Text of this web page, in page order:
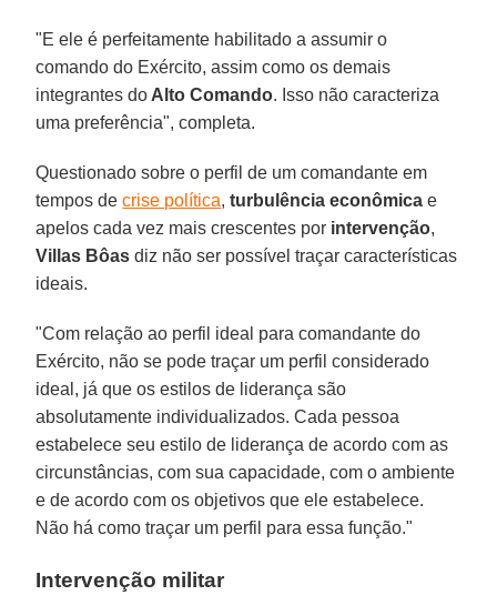
"E ele é perfeitamente habilitado a assumir o
comando do Exército, assim como os demais
integrantes do Alto Comando. Isso não caracteriza
uma preferência", completa.
Questionado sobre o perfil de um comandante em
tempos decrise política,turbulência econômica e
apelos cada vez mais crescentes por intervenção,
Villas Bôas diz não ser possível traçar características
ideais.
"Com relação ao perfil ideal para comandante do
Exército, não se pode traçar um perfil considerado
ideal, já que os estilos de liderança são
absolutamente individualizados. Cada pessoa
estabelece seu estilo de liderança de acordo com as
circunstâncias, com sua capacidade, com o ambiente
e de acordo com os objetivos que ele estabelece.
Não há como traçar um perfil para essa função."
Intervenção militar